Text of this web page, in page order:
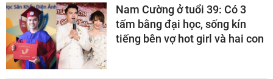
Nam Cường ở tuổi 39: Có 3
tấm bằng đại học, sống kín
tiếng bên vợ hot girl và hai con